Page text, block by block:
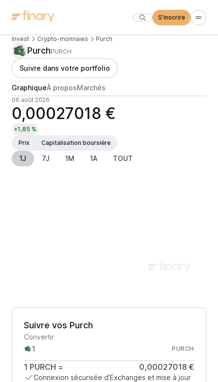
S'inscrire
Invest Crypto-monnaies Purch
PurchPURCH
Suivre dans votre portfolio
GraphiqueÀ proposMarchés
06 août 2026
0,00027018 €
+1,85 %
Prix
Capitalisation boursière
1J 7J 1M 1A TOUT
Suivre vos Purch
Convertir
PURCH
1 PURCH = 0,00027018 €
Connexion sécurisée d’Exchanges et mise à jour